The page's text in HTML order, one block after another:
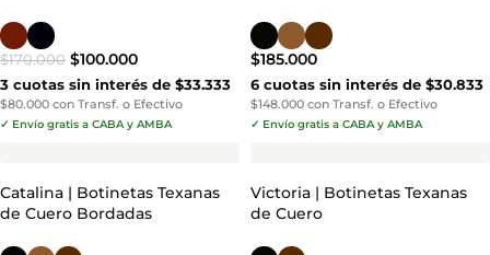
$170.000 $100.000
3 cuotas sin interés de $33.333
$80.000 con Transf. o Efectivo
✓ Envío gratis a CABA y AMBA
$185.000
6 cuotas sin interés de $30.833
$148.000 con Transf. o Efectivo
✓ Envío gratis a CABA y AMBA
Catalina | Botinetas Texanas
de Cuero Bordadas
Victoria | Botinetas Texanas
de Cuero